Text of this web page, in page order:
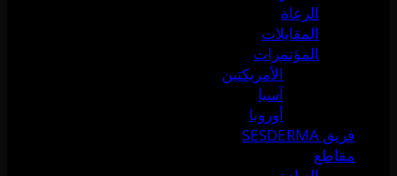
الرعاة
المقابلات
المؤتمرات
الأمريكتين
آسيا
أوروبا
فريق SESDERMA
مقاطع